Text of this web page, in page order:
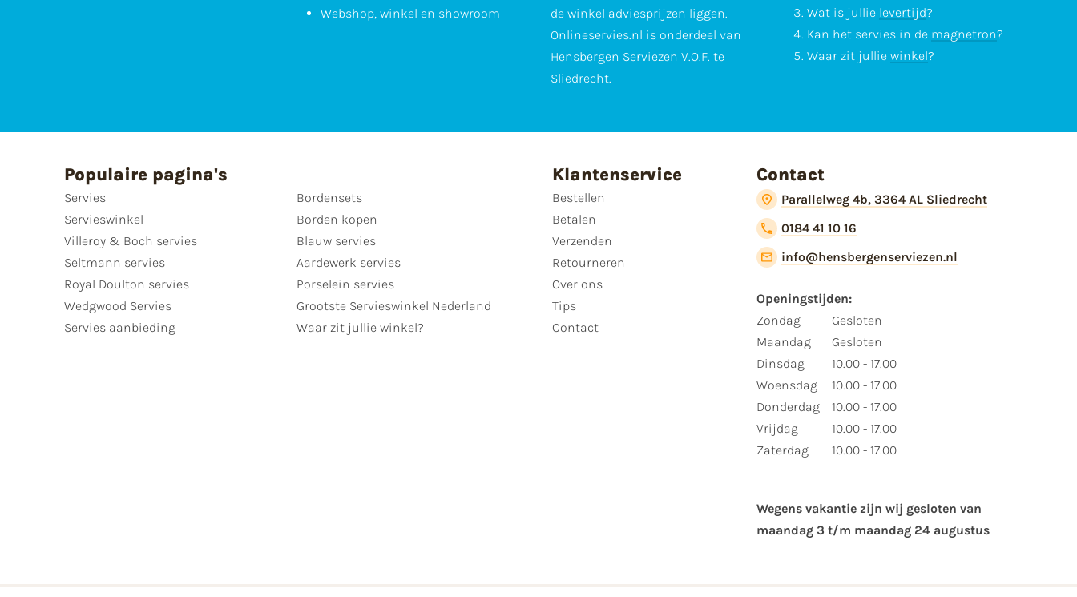
Webshop, winkel en showroom
de winkel adviesprijzen liggen.
Onlineservies.nl is onderdeel van
Hensbergen Serviezen V.O.F. te
Sliedrecht.
Wat is jullie levertijd?
Kan het servies in de magnetron?
Waar zit jullie winkel?
Populaire pagina's
Servies
Servieswinkel
Villeroy & Boch servies
Seltmann servies
Royal Doulton servies
Wedgwood Servies
Servies aanbieding
Bordensets
Borden kopen
Blauw servies
Aardewerk servies
Porselein servies
Grootste Servieswinkel Nederland
Waar zit jullie winkel?
Klantenservice
Bestellen
Betalen
Verzenden
Retourneren
Over ons
Tips
Contact
Contact
Parallelweg 4b, 3364 AL Sliedrecht
0184 41 10 16
info@hensbergenserviezen.nl
Openingstijden:
Zondag
Maandag
Dinsdag
Woensdag
Donderdag
Vrijdag
Zaterdag
Gesloten
Gesloten
10.00 - 17.00
10.00 - 17.00
10.00 - 17.00
10.00 - 17.00
10.00 - 17.00
Wegens vakantie zijn wij gesloten van ​
maandag 3 t/m maandag 24 augustus